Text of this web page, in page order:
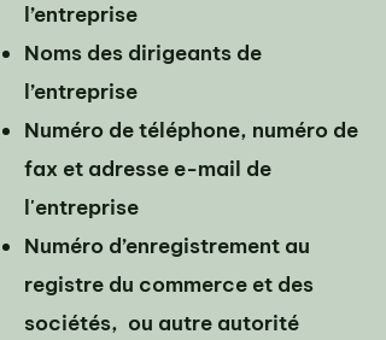
l’entreprise
Noms des dirigeants de
l’entreprise
Numéro de téléphone, numéro de
fax et adresse e-mail de
l'entreprise
Numéro d’enregistrement au
registre du commerce et des
sociétés, ou autre autorité